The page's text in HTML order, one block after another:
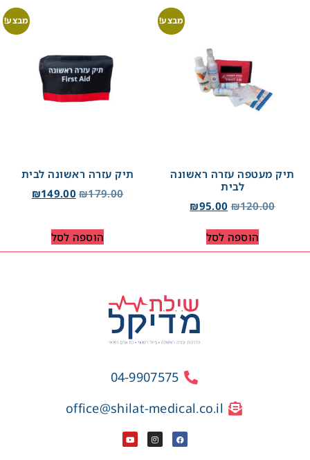
מבצע!
תיק מעטפה עזרה ראשונה
לבית
₪120.00
₪95.00
הוספה לסל
מבצע!
תיק עזרה ראשונה לבית
₪179.00
₪149.00
הוספה לסל
04-9907575
office@shilat-medical.co.il